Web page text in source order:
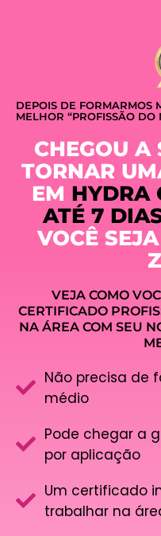
DEPOIS DE FORMARMOS
MELHOR “PROFISSÃO DO
CHEGOU A
TORNAR
EM HYDRA
ATÉ 7
VOCÊ
VEJA COMO
CERTIFICADO
NA ÁREA COM SEU
Não precisa de
médio
Pode chegar a
por aplicação
Um certificado
trabalhar na